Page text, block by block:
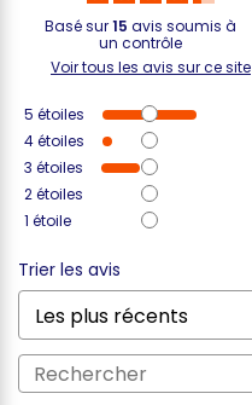
Basé sur15 avis soumis à
un contrôle
Voir tous les avis sur ce site
5 étoiles
4étoiles
3 étoiles
2étoiles
1 étoile
Trier les avis